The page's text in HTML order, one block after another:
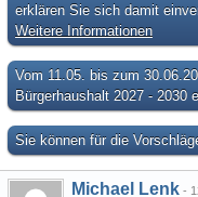
erklären Sie sich damit
Weitere Informationen
Vom 11.05. bis zum
Bürgerhaushalt 2027 - 2030
Sie können für die
Michael Lenk -